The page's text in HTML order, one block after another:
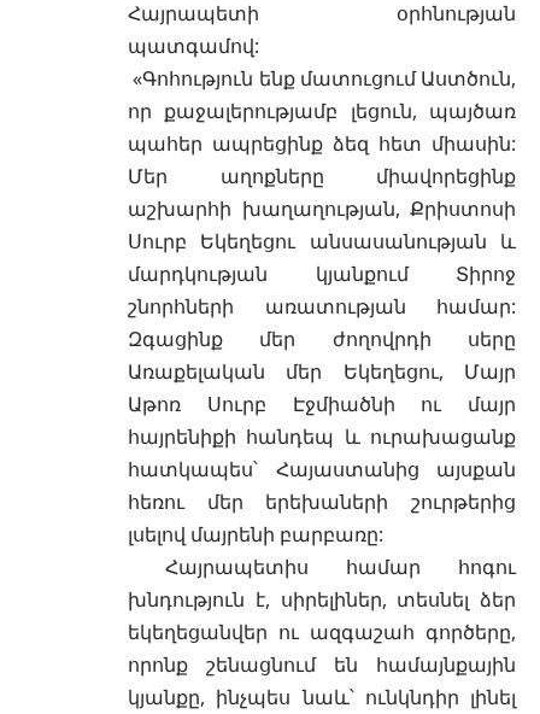
Հայրապետի օրհնության
պատգամով:
«Գոհություն ենք մատուցում Աստծուն,
որ քաջալերությամբ լեցուն, պայծառ
պահեր ապրեցինք ձեզ հետ միասին:
Մեր աղոքները միավորեցինք
աշխարհի խաղաղության, Քրիստոսի
Սուրբ Եկեղեցու անսասանության և
մարդկության կյանքում Տիրոջ
շնորհների առատության համար:
Զգացինք մեր ժողովրդի սերը
Առաքելական մեր Եկեղեցու, Մայր
Աթոռ Սուրբ Էջմիածնի ու մայր
հայրենիքի հանդեպ և ուրախացանք
հատկապես՝ Հայաստանից այսքան
հեռու մեր երեխաների շուրթերից
լսելով մայրենի բարբառը:
Հայրապետիս համար հոգու
խնդություն է, սիրելիներ, տեսնել ձեր
եկեղեցանվեր ու ազգաշահ գործերը,
որոնք շենացնում են համայնքային
կյանքը, ինչպես նաև՝ ունկնդիր լինել